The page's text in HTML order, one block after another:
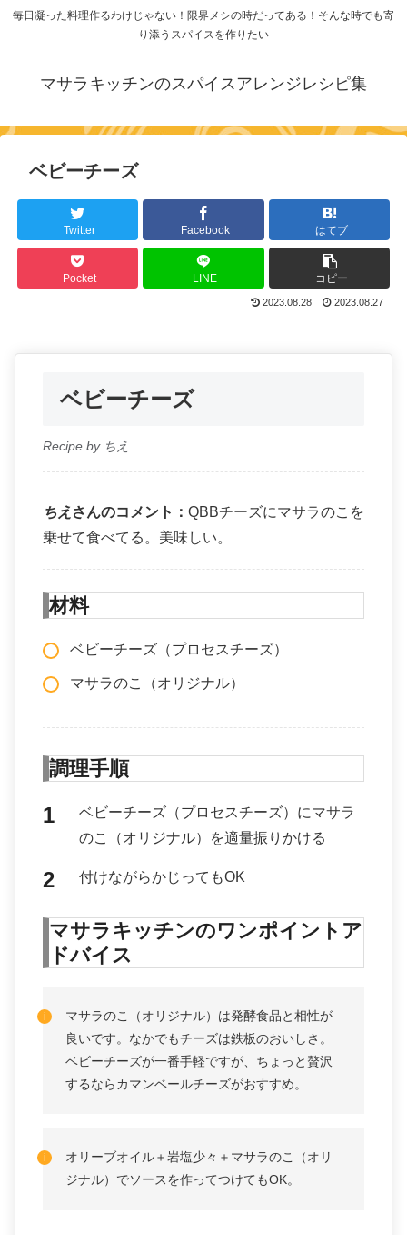
毎日凝った料理作るわけじゃない！限界メシの時だってある！そんな時でも寄
り添うスパイスを作りたい
マサラキッチンのスパイスアレンジレシピ集
ベビーチーズ
Twitter Facebook はてブ
Pocket LINE コピー
2023.08.28 2023.08.27
ベビーチーズ
Recipe by ちえ
ちえ さんのコメント： QBBチーズにマサラのこを
乗せて食べてる。美味しい。
材料
ベビーチーズ（プロセスチーズ）
マサラのこ（オリジナル）
調理手順
ベビーチーズ（プロセスチーズ）にマサラ
のこ（オリジナル）を適量振りかける
付けながらかじってもOK
マサラキッチンのワンポイントア
ドバイス
マサラのこ（オリジナル）は発酵食品と相性が
良いです。なかでもチーズは鉄板のおいしさ。
ベビーチーズが一番手軽ですが、ちょっと贅沢
するならカマンベールチーズがおすすめ。
オリーブオイル＋岩塩少々＋マサラのこ（オリ
ジナル）でソースを作ってつけてもOK。